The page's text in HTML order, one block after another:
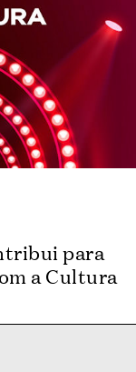
para
a Cultura